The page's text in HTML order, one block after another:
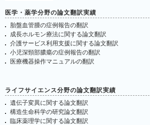
医学・薬学分野の論文翻訳実績
胎盤血管腫の症例報告の翻訳
成長ホルモン療法に関する論文翻訳
介護サービス利用支援に関する論文翻訳
小児深頸部膿瘍の症例報告の翻訳
医療機器操作マニュアルの翻訳
ライフサイエンス分野の論文翻訳実績
遺伝子変異に関する論文翻訳
構造生命科学の研究論文翻訳
臨床薬理学に関する論文翻訳